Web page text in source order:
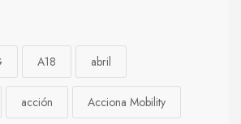
A18 abril
acción Acciona Mobility